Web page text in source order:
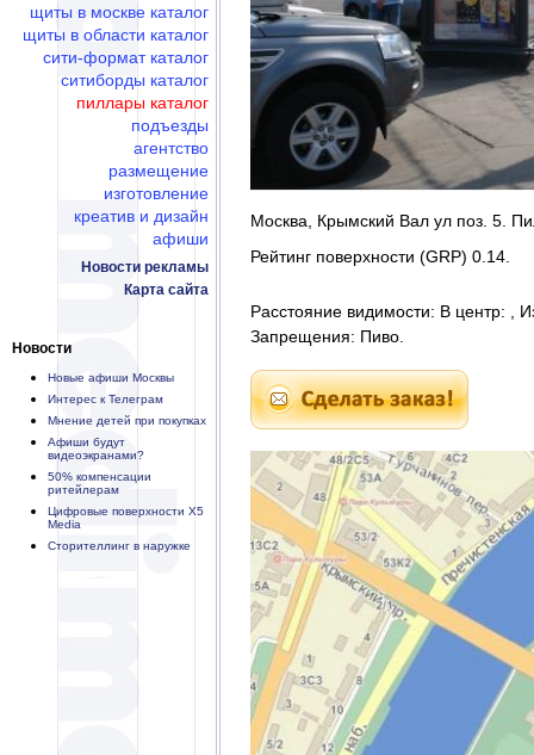
щиты в москве каталог
щиты в области каталог
сити-формат каталог
ситиборды каталог
пиллары каталог
подъезды
агентство
размещение
изготовление
креатив и дизайн
афиши
Новости рекламы
Карта сайта
Новости
Новые афиши Москвы
Интерес к Телеграм
Мнение детей при покупках
Афиши будут
видеоэкранами?
50% компенсации
ритейлерам
Цифровые поверхности X5
Media
Сторителлинг в наружке
Москва, Крымский Вал ул поз. 5.
Рейтинг поверхности (GRP) 0.14.
Расстояние видимости: В центр: ,
Запрещения: Пиво.